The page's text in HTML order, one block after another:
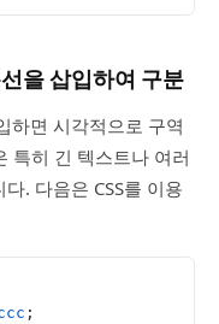
을 삽입하여 구분
하면 시각적으로 구역
특히 긴 텍스트나 여러
. 다음은 CSS를 이용
;